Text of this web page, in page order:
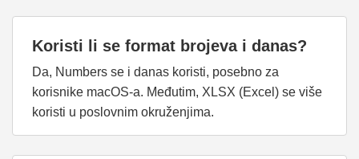
Koristi li se format brojeva i danas?
Da, Numbers se i danas koristi, posebno za
korisnike macOS-a. Međutim, XLSX (Excel) se više
koristi u poslovnim okruženjima.